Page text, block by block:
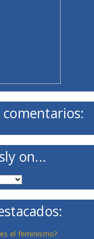
on...
el feminismo?